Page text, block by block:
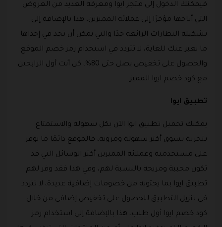
فيمكنك الدخول إلى متجر ايوا ومعرفة العديد من العروض
التي أتاحها مؤخرًا إلى عملائه المميزين، هذا بالإضافة إلى
تشكيلة النظارات الرائعة جدًا والتي يمكن أن تجد في إحداها
ما يعبر عنك للغاية، لا تتردد في استخدام رمز خصم الموقع
والحصول على تخفيض يصل حتى 80%، كن أنت أول الرابحين
مع كود خصم ايوا المميز.
تطبيق ايوا
يمكنك تحميل تطبيق ايوا الآن بكل سهولة والاستمتاع
بتجربة تسوق أكثر سهولة ومرونة، فالموقع دائمًا ما يوفر
على مستخدميه وعملائه المميزين أكثر الوسائل التي قد
تكون محببة ومريحة بالنسبة لهم، وفي هذا فقد وفر لهم
تطبيق ايوا بما يحتويه من خصومات إضافية عديدة، لا تتردد
في تنزيل التطبيق للحصول على تخفيض إضافي من خلال
كود خصم ايوا أول طلب، هذا بالإضافة إلى استخدام رمز